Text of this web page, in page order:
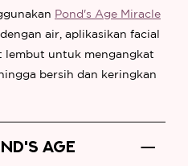
Pond's Age Miracle
dengan air, aplikasikan facial
lembut untuk mengangkat
bersih dan keringkan
AGE